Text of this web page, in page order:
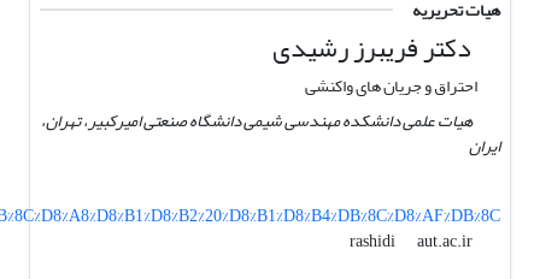
هیات تحریریه
دکتر فریبرز رشیدی
احتراق و جریان های واکنشی
هیات علمی دانشکده مهندسی شیمی دانشگاه صنعتی امیرکبیر، تهران،
ایران
rashidi
aut.ac.ir